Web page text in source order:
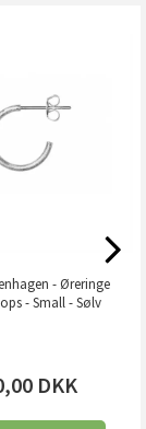
- Øreringe
- Small - Sølv
DKK